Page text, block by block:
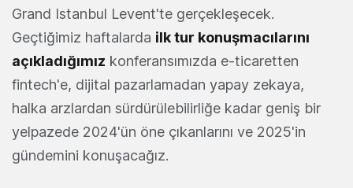
Grand Istanbul Levent'te gerçekleşecek.
Geçtiğimiz haftalarda ilk tur konuşmacılarını
açıkladığımız konferansımızda e-ticaretten
fintech'e, dijital pazarlamadan yapay zekaya,
halka arzlardan sürdürülebilirliğe kadar geniş bir
yelpazede 2024'ün öne çıkanlarını ve 2025'in
gündemini konuşacağız.